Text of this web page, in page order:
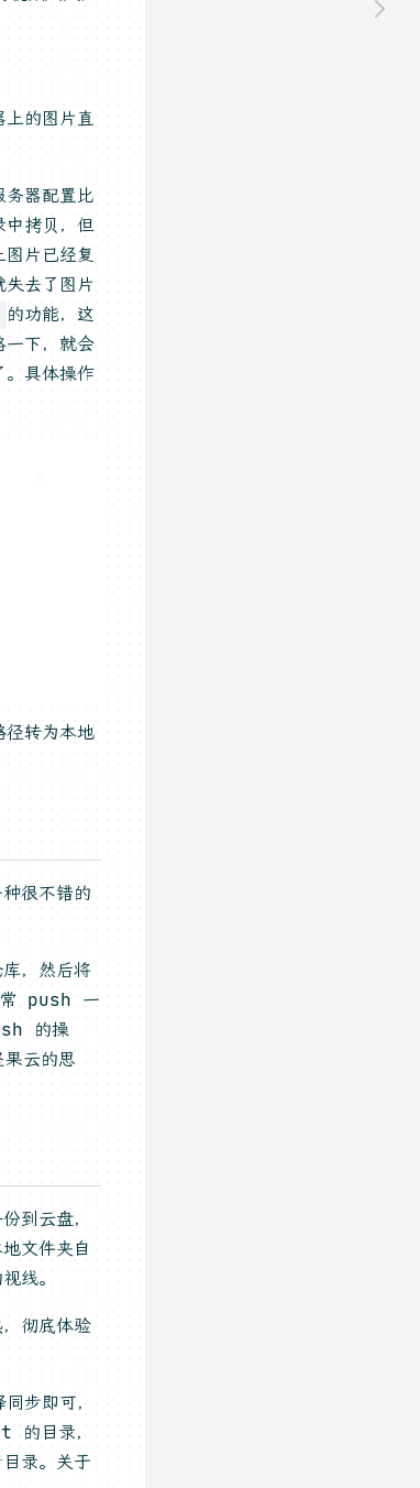
的图片直
务器配置比
中拷贝，但
片已经复
去了图片
的功能，这
一下，就会
。具体操作
径转为本地
很不错的
，然后将
常 push 一
的操
云的思
到云盘，
文件夹自
线。
彻底体验
步即可，
的目录，
录。关于